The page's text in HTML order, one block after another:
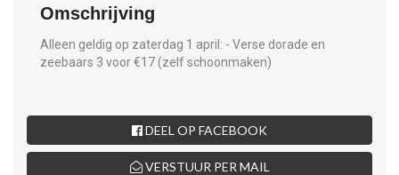
Omschrijving
Alleen geldig op zaterdag 1 april: - Verse dorade en
zeebaars 3 voor €17 (zelf schoonmaken)
DEEL OP FACEBOOK
VERSTUUR PER MAIL